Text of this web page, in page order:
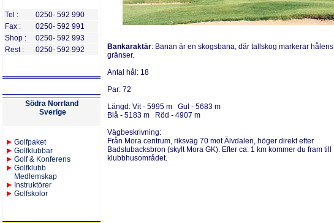
Tel :
0250- 592 990
Fax :
0250- 592 991
Shop :
0250- 592 993
Rest :
0250- 592 992
Södra Norrland
Sverige
Golfpaket
Golfklubbar
Golf & Konferens
Golfklubb
Medlemskap
Instruktörer
Golfskolor
Bankaraktär: Banan är en skogsbana, där tallskog markerar hålens
gränser.
Antal hål: 18
Par: 72
Längd: Vit - 5995 m Gul - 5683 m
Blå - 5183 m Röd - 4907 m
Vägbeskrivning:
Från Mora centrum, riksväg 70 mot Älvdalen, höger direkt efter
Badstubacksbron (skylt Mora GK). Efter ca: 1 km kommer du fram till
klubbhusområdet.